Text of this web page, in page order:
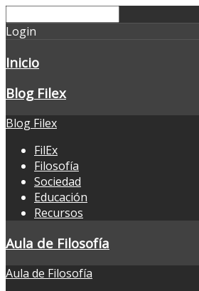
Login
Inicio
Blog Filex
Blog Filex
FilEx
Filosofía
Sociedad
Educación
Recursos
Aula de Filosofía
Aula de Filosofía